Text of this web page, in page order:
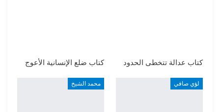
كتاب عدالة تتخطى الحدود كتاب ضلع الإنسانية الأعوج
لؤي صافي محمد الشيخ